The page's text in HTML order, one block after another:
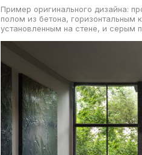
Пример оригинального дизайна:
полом из бетона,
установленным на стене, и серым